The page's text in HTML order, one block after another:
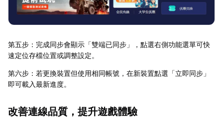
第五步：完成同步會顯示「雙端已同步」，點選右側功能選單可快
速定位存檔位置或調整設定。
第六步：若更換裝置但使用相同帳號，在新裝置點選「立即同步」
即可載入最新進度。
改善連線品質，提升遊戲體驗